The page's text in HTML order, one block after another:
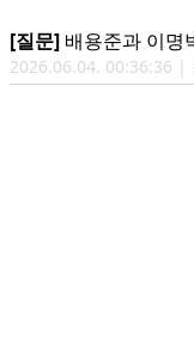
[질문] 배용준과 이명
2026.06.04. 00:36:36 |